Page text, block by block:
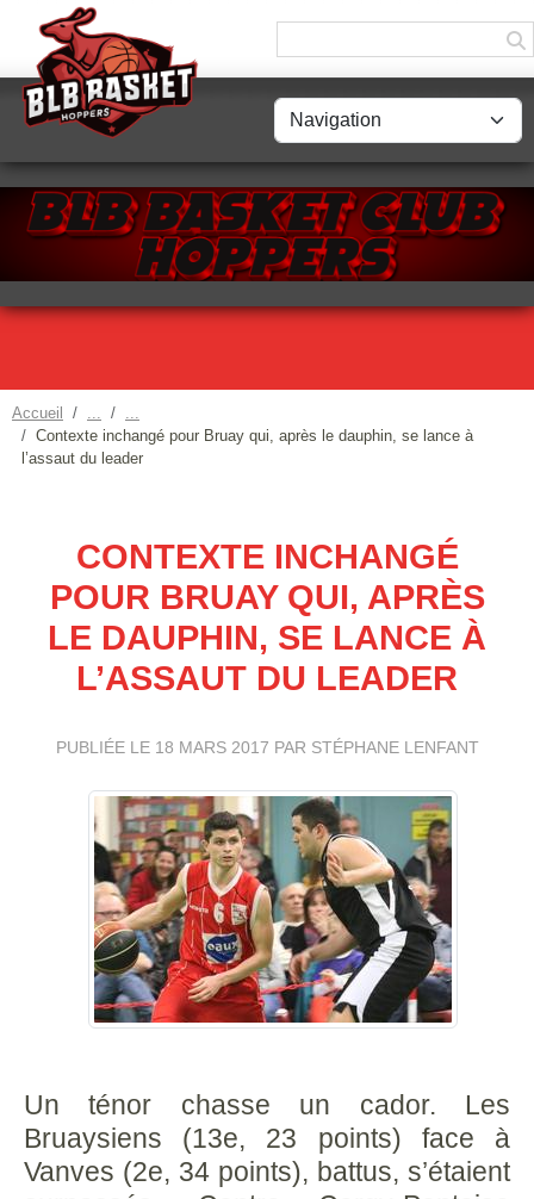
Accueil
Contexte inchangé pour Bruay qui, après le dauphin, se lance à
l’assaut du leader
CONTEXTE INCHANGÉ
POUR BRUAY QUI, APRÈS
LE DAUPHIN, SE LANCE À
L’ASSAUT DU LEADER
PUBLIÉE LE 18 MARS 2017 PAR STÉPHANE LENFANT
Un ténor chasse un cador. Les
Bruaysiens (13e, 23 points) face à
Vanves (2e, 34 points), battus, s’étaient
Panneau de gestion des cookies